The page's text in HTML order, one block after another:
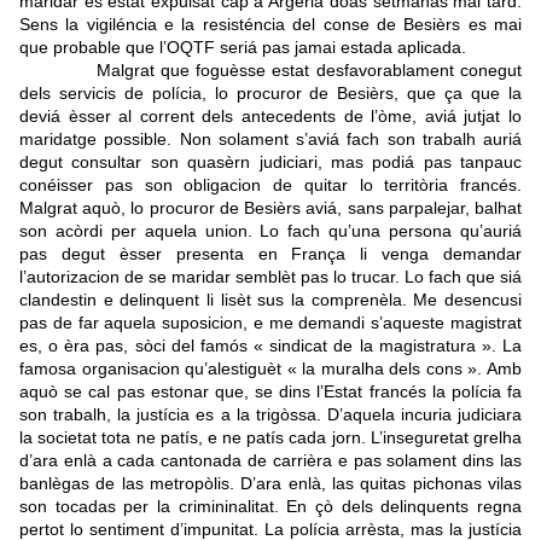
Sens la vigiléncia e la resisténcia del conse de Besièrs es mai
que probable que l’OQTF seriá pas jamai estada aplicada.
Malgrat que foguèsse estat desfavorablament conegut
dels servicis de polícia, lo procuror de Besièrs, que ça que la
deviá èsser al corrent dels antecedents de l’òme, aviá jutjat lo
maridatge possible. Non solament s’aviá fach son trabalh auriá
degut consultar son quasèrn judiciari, mas podiá pas tanpauc
conéisser pas son obligacion de quitar lo territòria francés.
Malgrat aquò, lo procuror de Besièrs aviá, sans parpalejar, balhat
son acòrdi per aquela union. Lo fach qu’una persona qu’auriá
pas degut èsser presenta en França li venga demandar
l’autorizacion de se maridar semblèt pas lo trucar. Lo fach que siá
clandestin e delinquent li lisèt sus la comprenèla. Me desencusi
pas de far aquela suposicion, e me demandi s’aqueste magistrat
es, o èra pas, sòci del famós « sindicat de la magistratura ». La
famosa organisacion qu’alestiguèt « la muralha dels cons ». Amb
aquò se cal pas estonar que, se dins l’Estat francés la polícia fa
son trabalh, la justícia es a la trigòssa. D’aquela incuria judiciara
la societat tota ne patís, e ne patís cada jorn. L’inseguretat grelha
d’ara enlà a cada cantonada de carrièra e pas solament dins las
banlègas de las metropòlis. D’ara enlà, las quitas pichonas vilas
son tocadas per la crimininalitat. En çò dels delinquents regna
pertot lo sentiment d’impunitat. La polícia arrèsta, mas la justícia